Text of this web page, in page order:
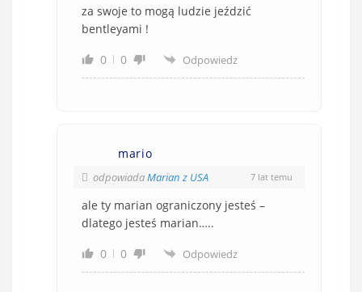
za swoje to mogą ludzie jeździć
bentleyami !
0
0 Odpowiedz
mario
odpowiadaMarian z USA 7 lat temu
ale ty marian ograniczony jesteś –
dlatego jesteś marian…..
0
0 Odpowiedz